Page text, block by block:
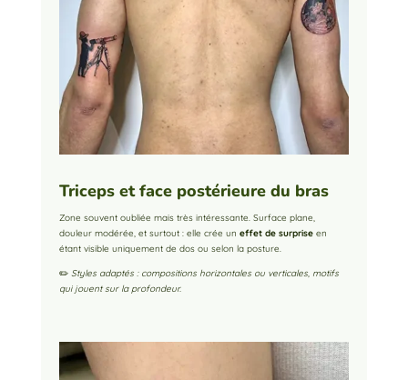
Triceps et face postérieure du bras
Zone souvent oubliée mais très intéressante. Surface plane,
douleur modérée, et surtout : elle crée un effet de surpriseen
étant visible uniquement de dos ou selon la posture.
✏️ Styles adaptés : compositions horizontales ou verticales, motifs
qui jouent sur la profondeur.